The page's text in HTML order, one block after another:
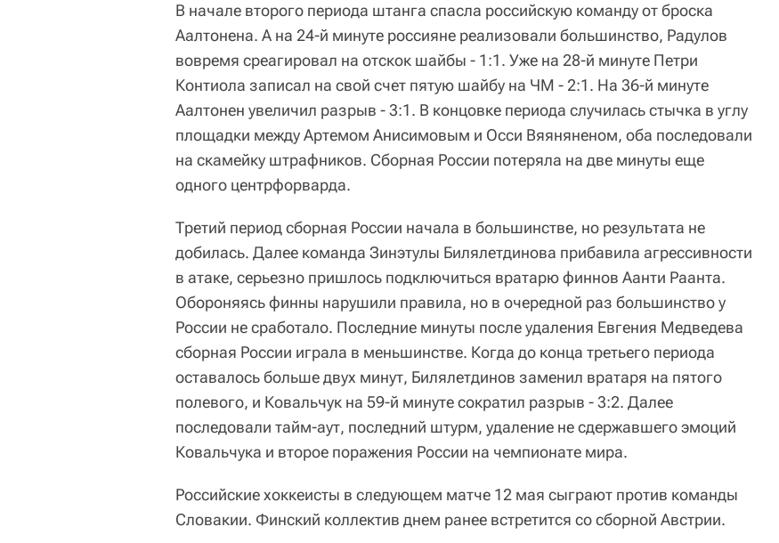
В начале второго периода штанга спасла российскую команду от броска
Аалтонена. А на 24-й минуте россияне реализовали большинство, Радулов
вовремя среагировал на отскок шайбы - 1:1. Уже на 28-й минуте Петри
Контиола записал на свой счет пятую шайбу на ЧМ - 2:1. На 36-й минуте
Аалтонен увеличил разрыв - 3:1. В концовке периода случилась стычка в углу
площадки между Артемом Анисимовым и Осси Вяяняненом, оба последовали
на скамейку штрафников. Сборная России потеряла на две минуты еще
одного центрфорварда.
Третий период сборная России начала в большинстве, но результата не
добилась. Далее команда Зинэтулы Билялетдинова прибавила агрессивности
в атаке, серьезно пришлось подключиться вратарю финнов Аанти Раанта.
Обороняясь финны нарушили правила, но в очередной раз большинство у
России не сработало. Последние минуты после удаления Евгения Медведева
сборная России играла в меньшинстве. Когда до конца третьего периода
оставалось больше двух минут, Билялетдинов заменил вратаря на пятого
полевого, и Ковальчук на 59-й минуте сократил разрыв - 3:2. Далее
последовали тайм-аут, последний штурм, удаление не сдержавшего эмоций
Ковальчука и второе поражения России на чемпионате мира.
Российские хоккеисты в следующем матче 12 мая сыграют против команды
Словакии. Финский коллектив днем ранее встретится со сборной Австрии.